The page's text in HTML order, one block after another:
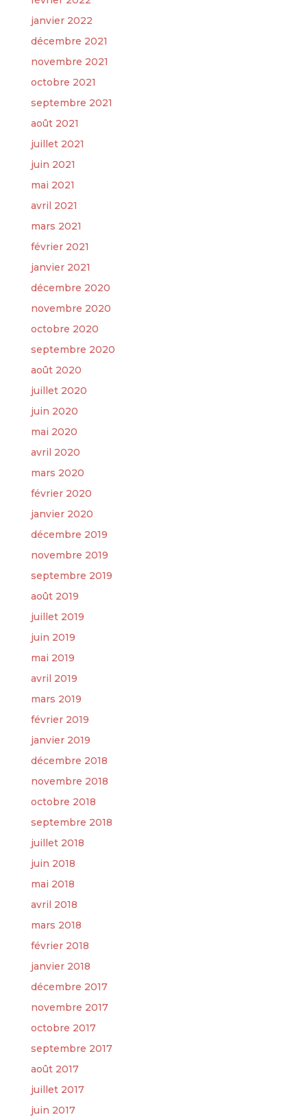
janvier 2022
décembre 2021
novembre 2021
octobre 2021
septembre 2021
août 2021
juillet 2021
juin 2021
mai 2021
avril 2021
mars 2021
février 2021
janvier 2021
décembre 2020
novembre 2020
octobre 2020
septembre 2020
août 2020
juillet 2020
juin 2020
mai 2020
avril 2020
mars 2020
février 2020
janvier 2020
décembre 2019
novembre 2019
septembre 2019
août 2019
juillet 2019
juin 2019
mai 2019
avril 2019
mars 2019
février 2019
janvier 2019
décembre 2018
novembre 2018
octobre 2018
septembre 2018
juillet 2018
juin 2018
mai 2018
avril 2018
mars 2018
février 2018
janvier 2018
décembre 2017
novembre 2017
octobre 2017
septembre 2017
août 2017
juillet 2017
juin 2017